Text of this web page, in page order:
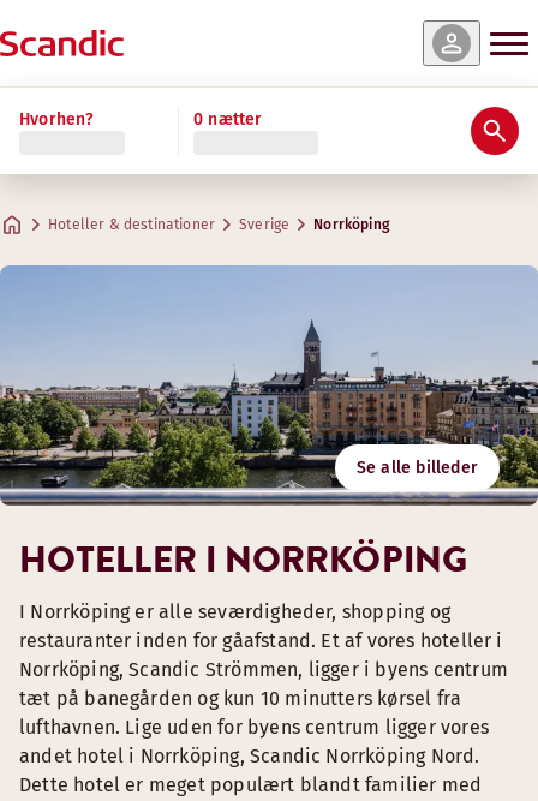
Hvorhen? 0 nætter
Hoteller & destinationer Sverige Norrköping
Se alle billeder
HOTELLER I NORRKÖPING
I Norrköping er alle seværdigheder, shopping og
restauranter inden for gåafstand. Et af vores hoteller i
Norrköping, Scandic Strömmen, ligger i byens centrum
tæt på banegården og kun 10 minutters kørsel fra
lufthavnen. Lige uden for byens centrum ligger vores
andet hotel i Norrköping, Scandic Norrköping Nord.
Dette hotel er meget populært blandt familier med